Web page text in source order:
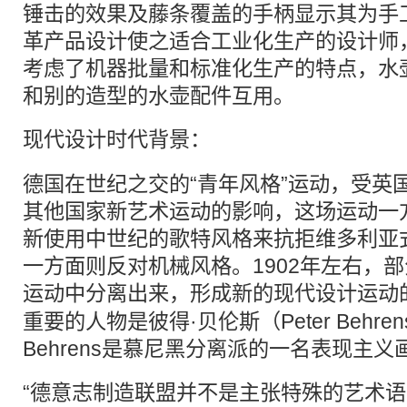
锤击的效果及藤条覆盖的手柄显示其为
革产品设计使之适合工业化生产的设计
考虑了机器批量和标准化生产的特点，
和别的造型的水壶配件互用。
现代设计时代背景：
德国在世纪之交的“青年风格”运动，受英
其他国家新艺术运动的影响，这场运动
新使用中世纪的歌特风格来抗拒维多利
一方面则反对机械风格。1902年左右，
运动中分离出来，形成新的现代设计运动
重要的人物是彼得·贝伦斯（Peter
Behrens是慕尼黑分离派的一名表现主义
“德意志制造联盟并不是主张特殊的艺术